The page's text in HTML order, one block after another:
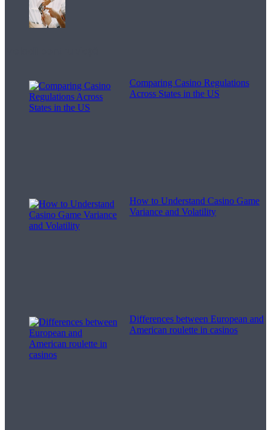
Comparing Casino Regulations
Across States in the US
How to Understand Casino Game
Variance and Volatility
Differences between European and
American roulette in casinos